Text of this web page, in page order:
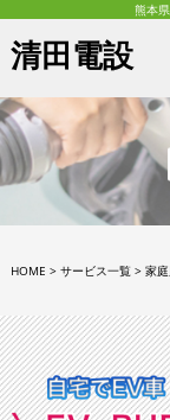
熊本
清田電設
HOME > サービス一覧> 家